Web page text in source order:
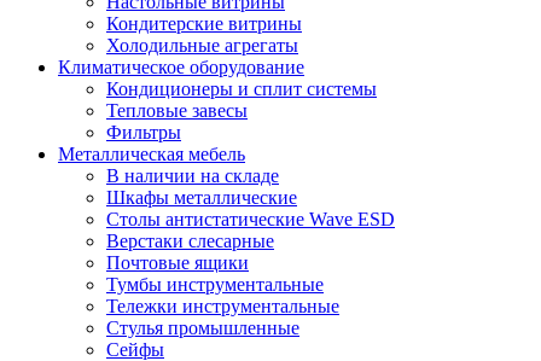
Кондитерские витрины
Холодильные агрегаты
Климатическое оборудование
Кондиционеры и сплит системы
Тепловые завесы
Фильтры
Металлическая мебель
В наличии на складе
Шкафы металлические
Столы антистатические Wave ESD
Верстаки слесарные
Почтовые ящики
Тумбы инструментальные
Тележки инструментальные
Стулья промышленные
Сейфы